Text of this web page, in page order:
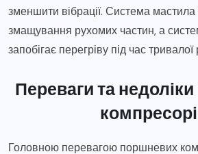
зменшити вібрації. Система мастила
змащування рухомих частин, а
запобігає перегріву під час тривалої
Переваги та
Головною перевагою поршневих